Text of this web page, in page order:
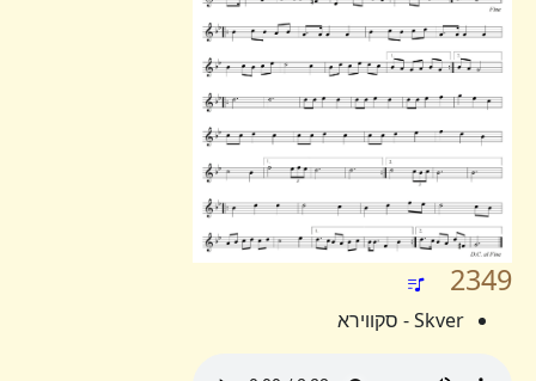
2349
Skver - סקווירא